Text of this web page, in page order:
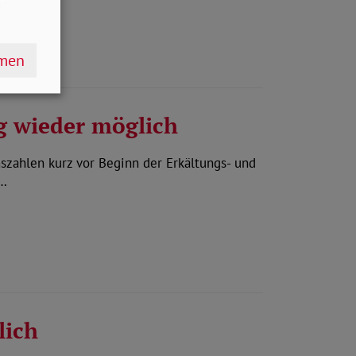
wieder möglich
kurz vor Beginn der Erkältungs- und